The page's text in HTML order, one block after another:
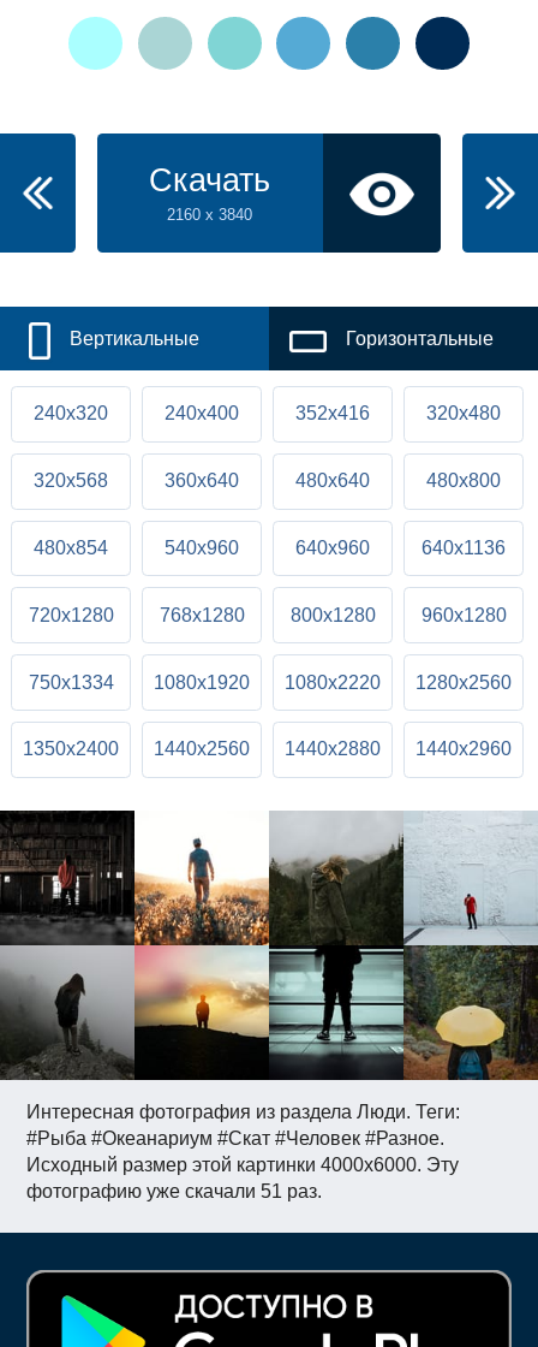
Интересная фотография из раздела Люди. Теги:
#Рыба #Океанариум #Скат #Человек #Разное.
Исходный размер этой картинки 4000x6000. Эту
фотографию уже скачали 51 раз.
Скачать
2160 x 3840
Вертикальные Горизонтальные
240x320 240x400 352x416 320x480
320x568 360x640 480x640 480x800
480x854 540x960 640x960 640x1136
720x1280 768x1280 800x1280 960x1280
750x1334 1080x1920 1080x2220 1280x2560
1350x2400 1440x2560 1440x2880 1440x2960